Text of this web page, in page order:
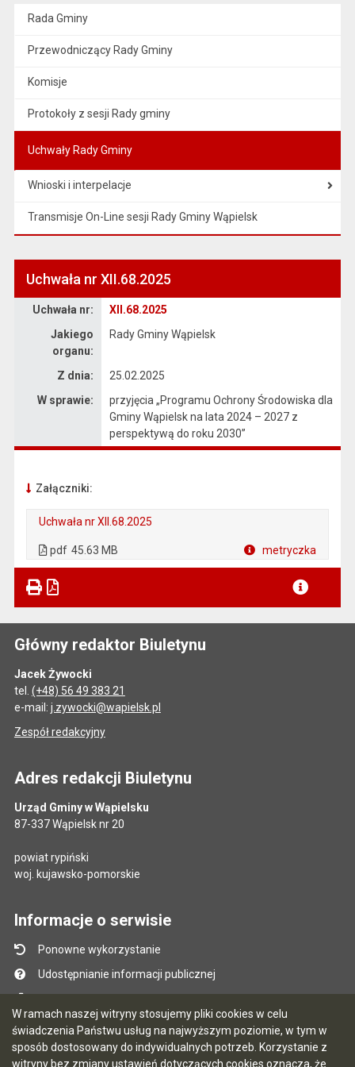
W ramach naszej witryny stosujemy pliki cookies w celu
świadczenia Państwu usług na najwyższym poziomie, w tym w
sposób dostosowany do indywidualnych potrzeb. Korzystanie z
witryny bez zmiany ustawień dotyczących cookies oznacza, że
Rada Gminy
Przewodniczący Rady Gminy
Komisje
Protokoły z sesji Rady gminy
Uchwały Rady Gminy
Wnioski i interpelacje
Transmisje On-Line sesji Rady Gminy Wąpielsk
Uchwała nr XII.68.2025
Uchwała nr:
XII.68.2025
Jakiego
organu:
Rady Gminy Wąpielsk
Z dnia:
25.02.2025
W sprawie:
przyjęcia „Programu Ochrony Środowiska dla
Gminy Wąpielsk na lata 2024 – 2027 z
perspektywą do roku 2030”
Załączniki:
Uchwała nr XII.68.2025
pdf 45.63 MB metryczka
Główny redaktor Biuletynu
Jacek Żywocki
tel. (+48) 56 49 383 21
e-mail: j.zywocki@wapielsk.pl
Zespół redakcyjny
Adres redakcji Biuletynu
Urząd Gminy w Wąpielsku
87-337 Wąpielsk nr 20
powiat rypiński
woj. kujawsko-pomorskie
Informacje o serwisie
Ponowne wykorzystanie
Udostępnianie informacji publicznej
Mapa serwisu
Instrukcja obsługi
Statystyki oglądalności